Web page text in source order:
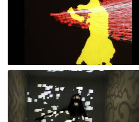
Laboratorio Piel tecnológica